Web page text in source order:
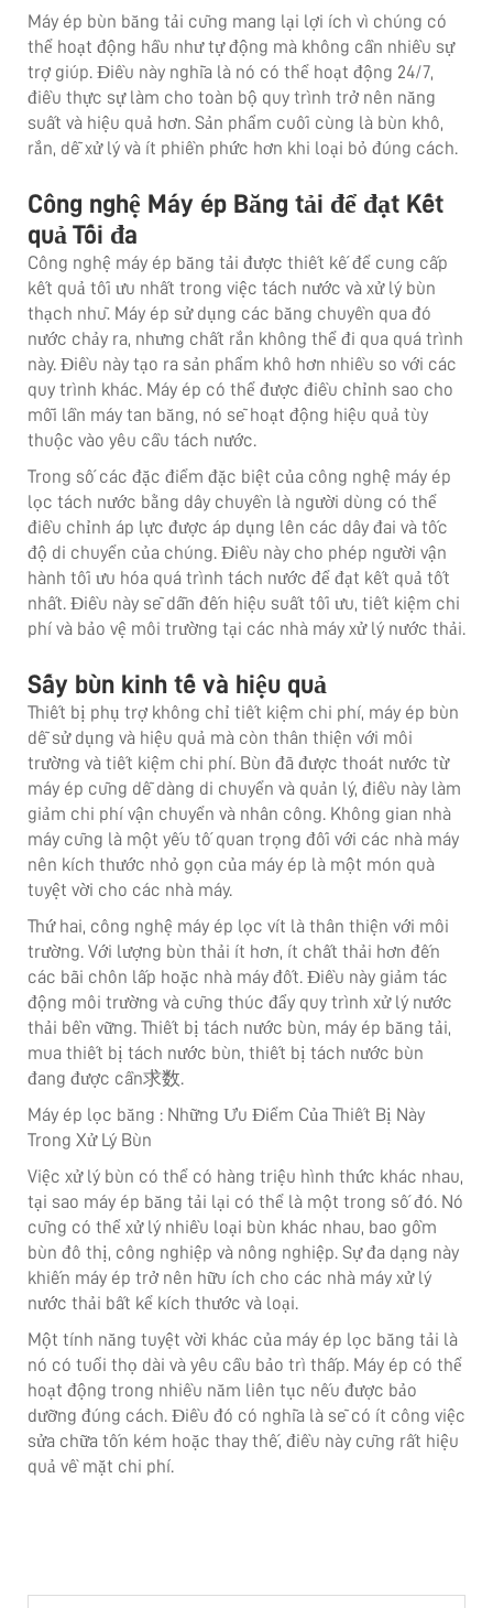
Máy ép bùn băng tải cũng mang lại lợi ích vì chúng có
thể hoạt động hầu như tự động mà không cần nhiều sự
trợ giúp. Điều này nghĩa là nó có thể hoạt động 24/7,
điều thực sự làm cho toàn bộ quy trình trở nên năng
suất và hiệu quả hơn. Sản phẩm cuối cùng là bùn khô,
rắn, dễ xử lý và ít phiền phức hơn khi loại bỏ đúng cách.
Công nghệ Máy ép Băng tải để đạt Kết
quả Tối đa
Công nghệ máy ép băng tải được thiết kế để cung cấp
kết quả tối ưu nhất trong việc tách nước và xử lý bùn
thạch nhũ. Máy ép sử dụng các băng chuyền qua đó
nước chảy ra, nhưng chất rắn không thể đi qua quá trình
này. Điều này tạo ra sản phẩm khô hơn nhiều so với các
quy trình khác. Máy ép có thể được điều chỉnh sao cho
mỗi lần máy tan băng, nó sẽ hoạt động hiệu quả tùy
thuộc vào yêu cầu tách nước.
Trong số các đặc điểm đặc biệt của công nghệ máy ép
lọc tách nước bằng dây chuyền là người dùng có thể
điều chỉnh áp lực được áp dụng lên các dây đai và tốc
độ di chuyển của chúng. Điều này cho phép người vận
hành tối ưu hóa quá trình tách nước để đạt kết quả tốt
nhất. Điều này sẽ dẫn đến hiệu suất tối ưu, tiết kiệm chi
phí và bảo vệ môi trường tại các nhà máy xử lý nước thải.
Sấy bùn kinh tế và hiệu quả
Thiết bị phụ trợ không chỉ tiết kiệm chi phí, máy ép bùn
dễ sử dụng và hiệu quả mà còn thân thiện với môi
trường và tiết kiệm chi phí. Bùn đã được thoát nước từ
máy ép cũng dễ dàng di chuyển và quản lý, điều này làm
giảm chi phí vận chuyển và nhân công. Không gian nhà
máy cũng là một yếu tố quan trọng đối với các nhà máy
nên kích thước nhỏ gọn của máy ép là một món quà
tuyệt vời cho các nhà máy.
Thứ hai, công nghệ máy ép lọc vít là thân thiện với môi
trường. Với lượng bùn thải ít hơn, ít chất thải hơn đến
các bãi chôn lấp hoặc nhà máy đốt. Điều này giảm tác
động môi trường và cũng thúc đẩy quy trình xử lý nước
thải bền vững. Thiết bị tách nước bùn, máy ép băng tải,
mua thiết bị tách nước bùn, thiết bị tách nước bùn
đang được cần求数.
Máy ép lọc băng : Những Ưu Điểm Của Thiết Bị Này
Trong Xử Lý Bùn
Việc xử lý bùn có thể có hàng triệu hình thức khác nhau,
tại sao máy ép băng tải lại có thể là một trong số đó. Nó
cũng có thể xử lý nhiều loại bùn khác nhau, bao gồm
bùn đô thị, công nghiệp và nông nghiệp. Sự đa dạng này
khiến máy ép trở nên hữu ích cho các nhà máy xử lý
nước thải bất kể kích thước và loại.
Một tính năng tuyệt vời khác của máy ép lọc băng tải là
nó có tuổi thọ dài và yêu cầu bảo trì thấp. Máy ép có thể
hoạt động trong nhiều năm liên tục nếu được bảo
dưỡng đúng cách. Điều đó có nghĩa là sẽ có ít công việc
sửa chữa tốn kém hoặc thay thế, điều này cũng rất hiệu
quả về mặt chi phí.